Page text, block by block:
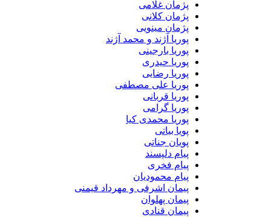
پژمان غلامی
پژمان کلانی
پژمان مینویی
پوریا آژند و محمد آژند
پوریا بارجینی
پوریا حیدری
پوریا رضایی
پوریا علی مصطفی
پوریا قربانی
پوریا گرامی
پوریا محمدی کیا
پویا بیاتی
پویان جناتی
پیام دلپسند
پیام فخری
پیام محمودیان
پیمان اشرفی و مهرداد قیمنی
پیمان پهلوان
پیمان قنادی